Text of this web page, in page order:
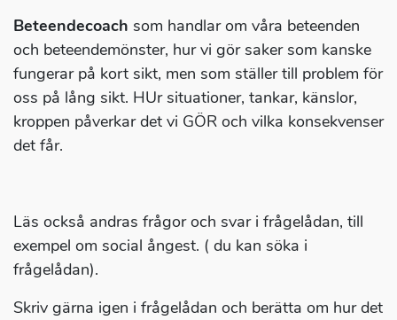
Beteendecoach som handlar om våra beteenden
och beteendemönster, hur vi gör saker som kanske
fungerar på kort sikt, men som ställer till problem för
oss på lång sikt. HUr situationer, tankar, känslor,
kroppen påverkar det vi GÖR och vilka konsekvenser
det får.
Läs också andras frågor och svar i frågelådan, till
exempel om social ångest. ( du kan söka i
frågelådan).
Skriv gärna igen i frågelådan och berätta om hur det